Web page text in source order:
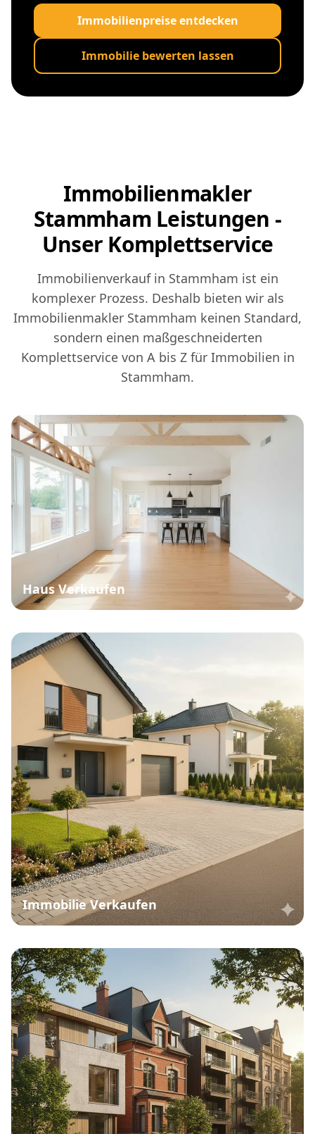
Immobilienpreise entdecken
Immobilie bewerten lassen
Immobilienmakler
Stammham Leistungen -
Unser Komplettservice
Immobilienverkauf in Stammham ist ein
komplexer Prozess. Deshalb bieten wir als
Immobilienmakler Stammham keinen Standard,
sondern einen maßgeschneiderten
Komplettservice von A bis Z für Immobilien in
Stammham.
Haus Verkaufen
Immobilie Verkaufen